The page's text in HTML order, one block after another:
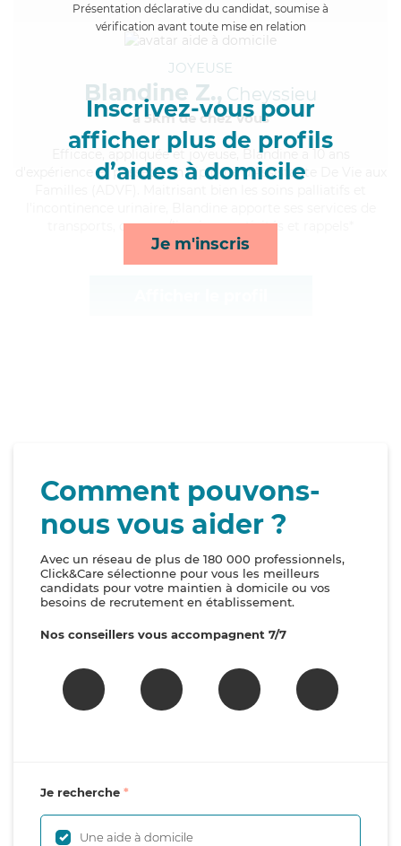
Présentation déclarative du candidat, soumise à
vérification avant toute mise en relation
Inscrivez-vous pour
afficher plus de profils
d’aides à domicile
Je m'inscris
JOYEUSE
Blandine Z., Cheyssieu
à 5km de chez Vous
, appliquée et joyeuse, Blandine a 10 ans
d'expérience et possède un diplôme d'Assistante De Vie aux
transports, courses/livraison, activités et rappels*
Comment pouvons-
nous vous aider ?
Avec un réseau de plus de 180 000 professionnels,
Click&Care sélectionne pour vous les meilleurs
candidats pour votre maintien à domicile ou vos
besoins de recrutement en établissement.
Nos conseillers vous accompagnent 7/7
Je recherche
Une aide à domicile